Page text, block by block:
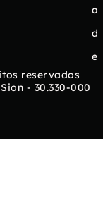
a
d
e
reservados
- 30.330-000